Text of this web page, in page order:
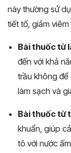
này thường sử
tiết tố, giảm
Bài thuốc từ
đến với khả
trầu không
làm sạch và
Bài thuốc từ
khuẩn, giúp
tô với nước